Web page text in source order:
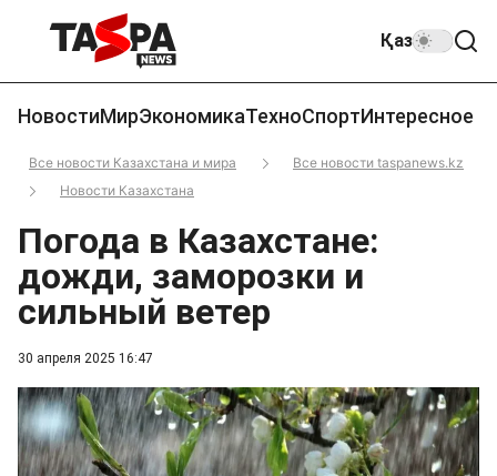
Қаз
НовостиМирЭкономикаТехноСпортИнтересное
Все новости Казахстана и мира
Все новости taspanews.kz
Новости Казахстана
30 апреля 2025 16:47
Погода в Казахстане:
дожди, заморозки и
сильный ветер